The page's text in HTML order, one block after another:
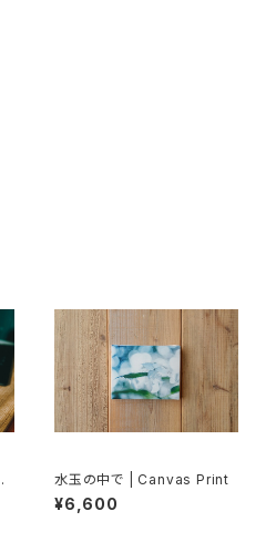
水玉の中で | Canvas Print
¥6,600